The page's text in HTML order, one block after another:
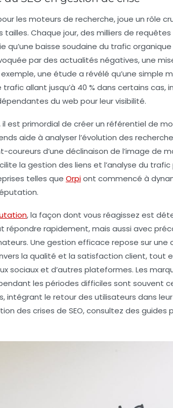
les moteurs de recherche, joue un rôle
Chaque jour, des milliers de
qu’une baisse soudaine du trafic organique
par des actualités négatives, une
une étude a révélé qu’une simple
allant jusqu’à 40 % dans certains
du web pour leur visibilité.
est primordial de créer un référentiel de
aide à analyser l’évolution des
coureurs d’une déclinaison de l’image de
la gestion des liens et l’analyse du trafic
telles que Orpiont commencé à
, la façon dont vous réagissez est
répondre rapidement, mais aussi avec
Une gestion efficace repose sur
la qualité et la satisfaction client, tout
sociauxet d’autres plateformes. Les
les périodes difficiles sont souvent
intégrant le retour des utilisateurs dans leur
des crises de SEO, consultez des